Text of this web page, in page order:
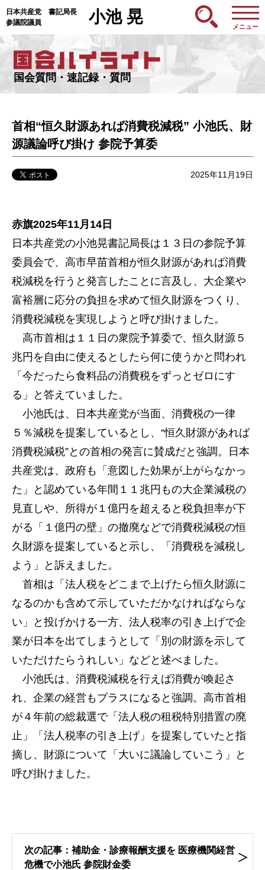
日本共産党 書記局長
参議院議員
小池 晃
メニュー
国会質問・速記録・質問
首相“恒久財源あれば消費税減税” 小池氏、財
源議論呼び掛け 参院予算委
2025年11月19日
赤旗2025年11月14日
日本共産党の小池晃書記局長は１３日の参院予算
委員会で、高市早苗首相が恒久財源があれば消費
税減税を行うと発言したことに言及し、大企業や
富裕層に応分の負担を求めて恒久財源をつくり、
消費税減税を実現しようと呼び掛けました。
高市首相は１１日の衆院予算委で、恒久財源５
兆円を自由に使えるとしたら何に使うかと問われ
「今だったら食料品の消費税をずっとゼロにす
る」と答えていました。
小池氏は、日本共産党が当面、消費税の一律
５％減税を提案しているとし、“恒久財源があれば
消費税減税”との首相の発言に賛成だと強調。日本
共産党は、政府も「意図した効果が上がらなかっ
た」と認めている年間１１兆円もの大企業減税の
見直しや、所得が１億円を超えると税負担率が下
がる「１億円の壁」の撤廃などで消費税減税の恒
久財源を提案していると示し、「消費税を減税し
よう」と訴えました。
首相は「法人税をどこまで上げたら恒久財源に
なるのかも含めて示していただかなければならな
い」と投げかける一方、法人税率の引き上げで企
業が日本を出てしまうとして「別の財源を示して
いただけたらうれしい」などと述べました。
小池氏は、消費税減税を行えば消費が喚起さ
れ、企業の経営もプラスになると強調。高市首相
が４年前の総裁選で「法人税の租税特別措置の廃
止」「法人税率の引き上げ」を提案していたと指
摘し、財源について「大いに議論していこう」と
呼び掛けました。
次の記事：補助金・診療報酬支援を 医療機関経営
危機で小池氏 参院財金委